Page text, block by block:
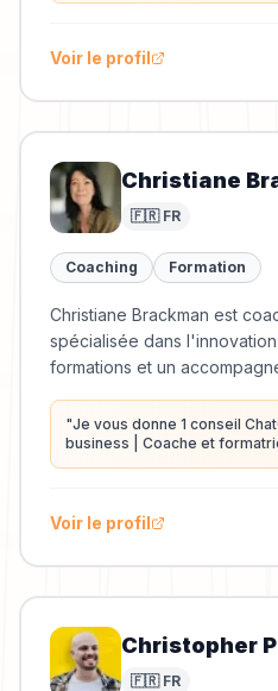
Voir le profil
Christiane
🇫🇷 FR
Coaching Formation
Christiane Brackman est
spécialisée dans
formations et un
différenciées.
"Je vous donne 1 conseil
business | Coache et formatrice | Responsable des
Voir le profil
Christopher
🇫🇷 FR